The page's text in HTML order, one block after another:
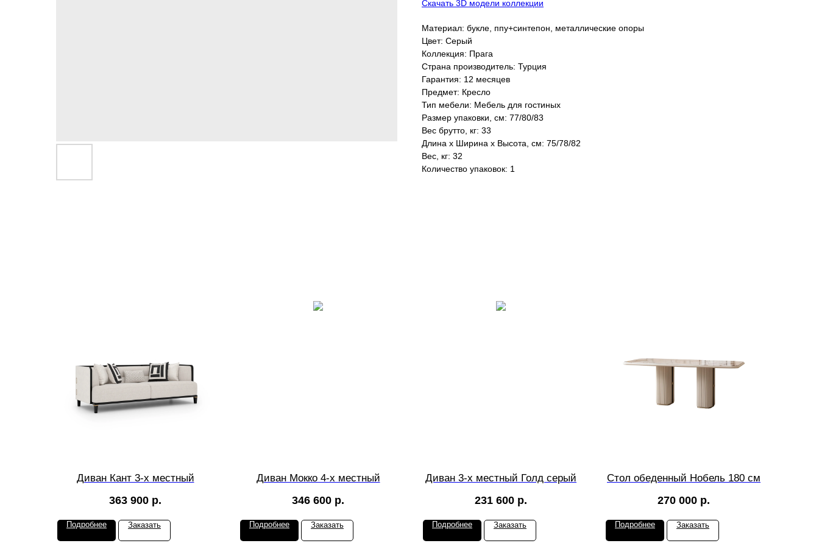
Скачать 3D модели коллекции
Материал: букле, ппу+синтепон, металлические опоры
Цвет: Серый
Коллекция: Прага
Страна производитель: Турция
Гарантия: 12 месяцев
Предмет: Кресло
Тип мебели: Мебель для гостиных
Размер упаковки, см: 77/80/83
Вес брутто, кг: 33
Длина х Ширина х Высота, см: 75/78/82
Вес, кг: 32
Количество упаковок: 1
Диван Кант 3-х местный
363 900 р.
Подробнее Заказать
Диван Мокко 4-х местный
346 600 р.
Подробнее Заказать
Диван 3-х местный Голд серый
231 600 р.
Подробнее Заказать
Стол обеденный Нобель 180 см
270 000 р.
Подробнее Заказать